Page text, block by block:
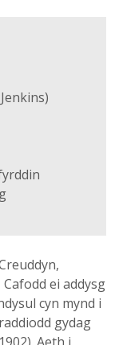
ei addysg
cyn mynd i
gydag